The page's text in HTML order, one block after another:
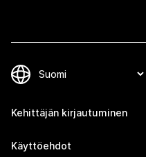
Kehittäjän kirjautuminen
Käyttöehdot